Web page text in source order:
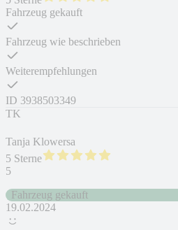
Fahrzeug gekauft
Fahrzeug wie beschrieben
Weiterempfehlungen
ID 3938503349
TK
Tanja Klowersa
5 Sterne
5
Fahrzeug gekauft
19.02.2024